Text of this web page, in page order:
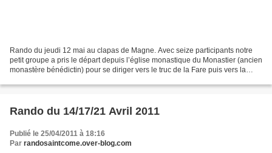
Rando du jeudi 12 mai au clapas de Magne. Avec seize participants notre
petit groupe a pris le départ depuis l’église monastique du Monastier (ancien
monastère bénédictin) pour se diriger vers le truc de la Fare puis vers la
Rando du 14/17/21 Avril 2011
Publié le 25/04/2011 à 18:16
Par randosaintcome.over-blog.com